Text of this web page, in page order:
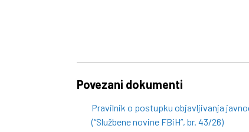
Povezani dokumenti
Pravilnik o postupku objavljivanja
(“Službene novine FBiH”, br. 43/26)